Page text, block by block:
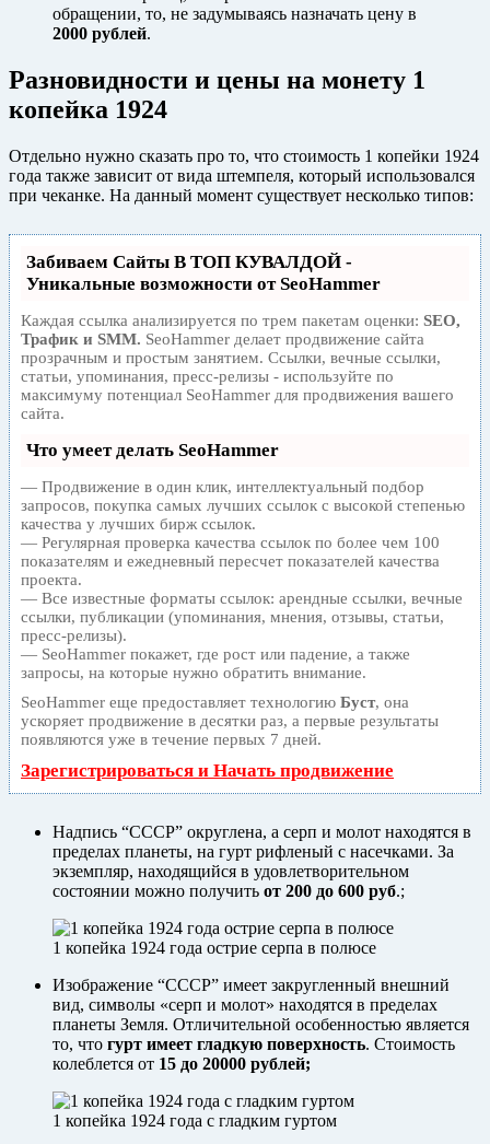
обращении, то, не задумываясь назначать цену в
2000 рублей.
Разновидности и цены на монету 1
копейка 1924
Отдельно нужно сказать про то, что стоимость 1 копейки 1924
года также зависит от вида штемпеля, который использовался
при чеканке. На данный момент существует несколько типов:
Забиваем Сайты В ТОП КУВАЛДОЙ -
Уникальные возможности от SeoHammer
Каждая ссылка анализируется по трем пакетам оценки: SEO,
Трафик и SMM. SeoHammer делает продвижение сайта
прозрачным и простым занятием. Ссылки, вечные ссылки,
статьи, упоминания, пресс-релизы - используйте по
максимуму потенциал SeoHammer для продвижения вашего
сайта.
Что умеет делать SeoHammer
— Продвижение в один клик, интеллектуальный подбор
запросов, покупка самых лучших ссылок с высокой степенью
качества у лучших бирж ссылок.
— Регулярная проверка качества ссылок по более чем 100
показателям и ежедневный пересчет показателей качества
проекта.
— Все известные форматы ссылок: арендные ссылки, вечные
ссылки, публикации (упоминания, мнения, отзывы, статьи,
пресс-релизы).
— SeoHammer покажет, где рост или падение, а также
запросы, на которые нужно обратить внимание.
SeoHammer еще предоставляет технологию Буст, она
ускоряет продвижение в десятки раз, а первые результаты
появляются уже в течение первых 7 дней.
Зарегистрироваться и Начать продвижение
Надпись “СССР” округлена, а серп и молот находятся в
пределах планеты, на гурт рифленый с насечками. За
экземпляр, находящийся в удовлетворительном
состоянии можно получить от 200 до 600 руб.;
1 копейка 1924 года острие серпа в полюсе
Изображение “СССР” имеет закругленный внешний
вид, символы «серп и молот» находятся в пределах
планеты Земля. Отличительной особенностью является
то, что гурт имеет гладкую поверхность. Стоимость
колеблется от 15 до 20000 рублей;
1 копейка 1924 года с гладким гуртом